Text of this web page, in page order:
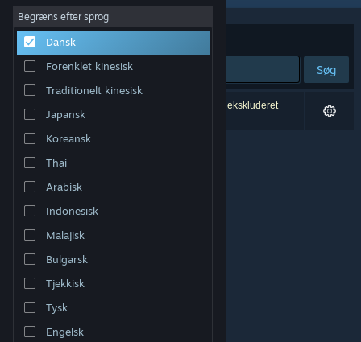
Om
Support
Skift sprog
Hent Steam-mobilappen
Vis desktop-webside
Begræns efter sprog
Dansk
Forenklet kinesisk
Traditionelt kinesisk
Japansk
Koreansk
Thai
Arabisk
Indonesisk
Malajisk
Bulgarsk
Tjekkisk
Tysk
Engelsk
Sorter efter Relevans
Søg
0 resultater matcher din søgning. 1 titel er blevet ekskluderet
baseret på dine præferencer.